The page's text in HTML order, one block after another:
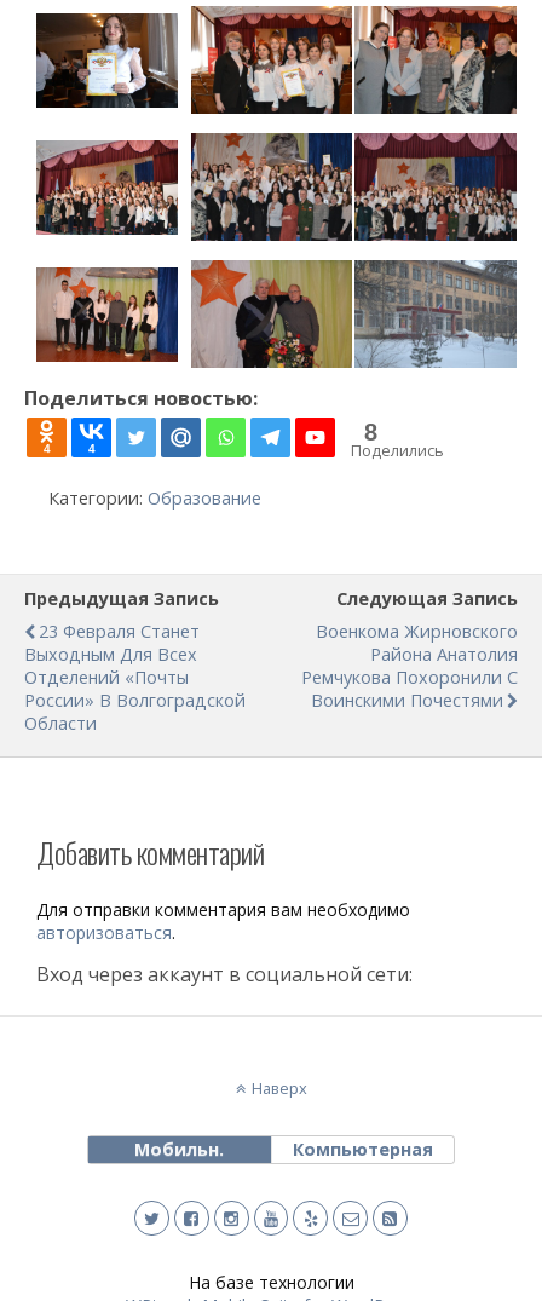
Поделиться новостью:
4 4
8
Поделились
Категории: Образование
Предыдущая Запись
23 Февраля Станет
Выходным Для Всех
Отделений «Почты
России» В Волгоградской
Области
Следующая Запись
Военкома Жирновского
Района Анатолия
Ремчукова Похоронили С
Воинскими Почестями
Добавить комментарий
Для отправки комментария вам необходимо
авторизоваться.
Вход через аккаунт в социальной сети:
Наверх
Мобильн. Компьютерная
На базе технологии